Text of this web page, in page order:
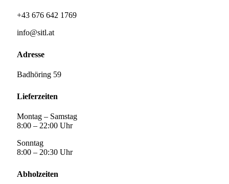
+43 676 642 1769
info@sitl.at
Adresse
Badhöring 59
Lieferzeiten
Montag – Samstag
8:00 – 22:00 Uhr
Sonntag
8:00 – 20:30 Uhr
Abholzeiten